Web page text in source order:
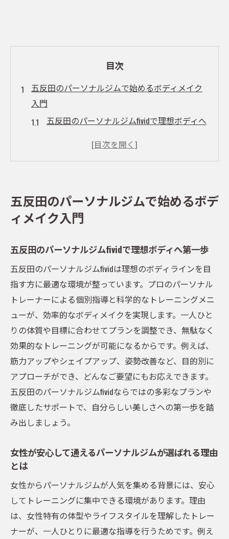
目次
五反田のパーソナルジムで始めるボディメイク
入門
五反田のパーソナルジムfividで理想ボディへ
女性が安心して通えるパーソナルジムが選
慣
女性や初心者でも安心のパーソナルジム利
パーソナルジム選びで大切なポイントを解
説
五反田で話題、パーソナルジムfivid体験談ま
とめ
理想の体型を目指すためのパーソナルジム活用
術
パーソナルジム活用で理想体型に近づく方
法
五反田パーソナルジムの効果的な活用ポイ
ント
女性がパーソナルジムで得られる変化と魅
目標別パーソナルジムプランの選び方を解
パーソナルジムで続けやすい習慣作りのコ
ツ
五反田で女性人気のパーソナルジム事例
継続しやすい五反田のパーソナルジム選び方
五反田のパーソナルジムで始めるボデ
ィメイク入門
五反田のパーソナルジムfividで理想ボディへ第一歩
五反田のパーソナルジムfividは理想のボディラインを目
指す方に最適な環境が整っています。プロのパーソナル
トレーナーによる個別指導と科学的なトレーニングメニ
ューが、効率的なボディメイクを実現します。一人ひと
りの体質や目標に合わせてプランを調整でき、無駄なく
効果的なトレーニングが可能になるからです。例えば、
筋力アップやシェイプアップ、姿勢改善など、目的別に
アプローチができ、どんなご要望にもお応えできます。
五反田のパーソナルジムfividならではの多彩なプランや
徹底したサポートで、自分らしい美しさへの第一歩を踏
み出しましょう。
女性が安心して通えるパーソナルジムが選ばれる理由
とは
女性からパーソナルジムが人気を集める背景には、安心
してトレーニングに集中できる環境があります。理由
は、女性特有の体型やライフスタイルを理解したトレー
ナーが、一人ひとりに最適な指導を行うためです。例え